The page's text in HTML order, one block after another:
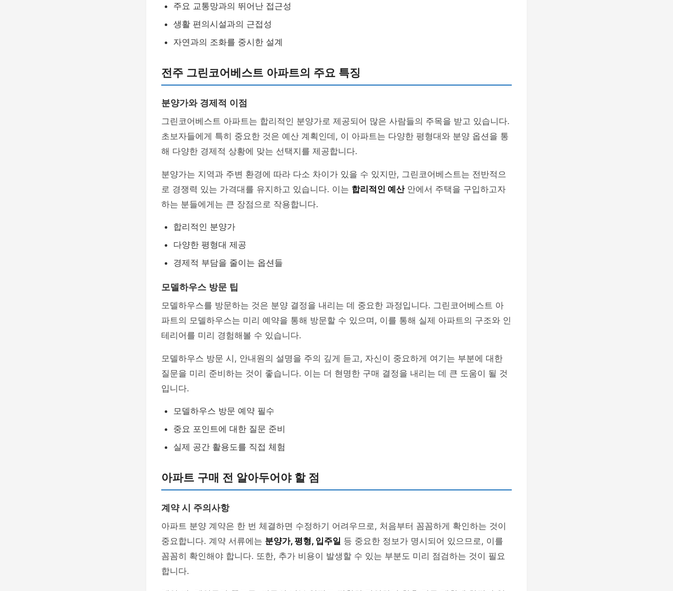
주요 교통망과의 뛰어난 접근성
생활 편의시설과의 근접성
자연과의 조화를 중시한 설계
전주 그린코어베스트 아파트의 주요 특징
분양가와 경제적 이점
그린코어베스트 아파트는 합리적인 분양가로 제공되어 많은 사람들의 주목을 받고 있습니다.
초보자들에게 특히 중요한 것은 예산 계획인데, 이 아파트는 다양한 평형대와 분양 옵션을 통
해 다양한 경제적 상황에 맞는 선택지를 제공합니다.
분양가는 지역과 주변 환경에 따라 다소 차이가 있을 수 있지만, 그린코어베스트는 전반적으
로 경쟁력 있는 가격대를 유지하고 있습니다. 이는 합리적인 예산안에서 주택을 구입하고자
하는 분들에게는 큰 장점으로 작용합니다.
합리적인 분양가
다양한 평형대 제공
경제적 부담을 줄이는 옵션들
모델하우스 방문 팁
모델하우스를 방문하는 것은 분양 결정을 내리는 데 중요한 과정입니다. 그린코어베스트 아
파트의 모델하우스는 미리 예약을 통해 방문할 수 있으며, 이를 통해 실제 아파트의 구조와 인
테리어를 미리 경험해볼 수 있습니다.
모델하우스 방문 시, 안내원의 설명을 주의 깊게 듣고, 자신이 중요하게 여기는 부분에 대한
질문을 미리 준비하는 것이 좋습니다. 이는 더 현명한 구매 결정을 내리는 데 큰 도움이 될 것
입니다.
모델하우스 방문 예약 필수
중요 포인트에 대한 질문 준비
실제 공간 활용도를 직접 체험
아파트 구매 전 알아두어야 할 점
계약 시 주의사항
아파트 분양 계약은 한 번 체결하면 수정하기 어려우므로, 처음부터 꼼꼼하게 확인하는 것이
중요합니다. 계약 서류에는 분양가, 평형, 입주일 등 중요한 정보가 명시되어 있으므로, 이를
꼼꼼히 확인해야 합니다. 또한, 추가 비용이 발생할 수 있는 부분도 미리 점검하는 것이 필요
합니다.